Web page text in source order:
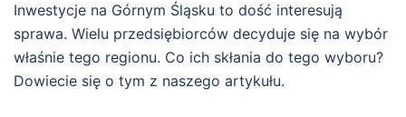
Inwestycje na Górnym Śląsku to dość interesują
sprawa. Wielu przedsiębiorców decyduje się na wybór
właśnie tego regionu. Co ich skłania do tego wyboru?
Dowiecie się o tym z naszego artykułu.